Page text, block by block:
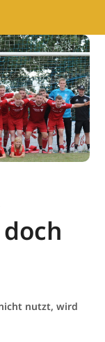
nutzt, wird